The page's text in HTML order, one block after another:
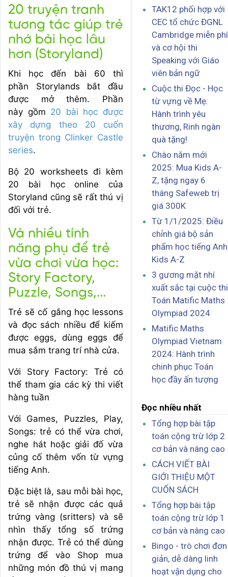
20 truyện tranh
tương tác giúp trẻ
nhớ bài học lâu
hơn (Storyland)
Khi học đến bài 60 thì
phần Storylands bắt đầu
được mở thêm. Phần
này gồm 20 bài học được
xây dựng theo 20 cuốn
truyện trong Clinker Castle
series.
Bộ 20 worksheets đi kèm
20 bài học online của
Storyland cũng sẽ rất thú vị
đối với trẻ.
Và nhiều tính
năng phụ để trẻ
vừa chơi vừa học:
Story Factory,
Puzzle, Songs,...
Trẻ sẽ cố gắng học lessons
và đọc sách nhiều để kiếm
được eggs, dùng eggs để
mua sắm trang trí nhà cửa.
Với Story Factory: Trẻ có
thể tham gia các kỳ thi viết
hàng tuần
Với Games, Puzzles, Play,
Songs: trẻ có thể vừa chơi,
nghe hát hoặc giải đố vừa
củng cố thêm vốn từ vựng
tiếng Anh.
Đặc biệt là, sau mỗi bài học,
trẻ sẽ nhận được các quả
trứng vàng (sritters) và sẽ
nhìn thấy tổng số trứng
nhận được. Trẻ có thể dùng
trứng để vào Shop mua
những món đồ thú vị mang
TAK12 phối hợp với
CEC tổ chức ĐGNL
Cambridge miễn phí
và cơ hội thi
Speaking với Giáo
viên bản ngữ
Cuộc thi Đọc - Học
từ vựng về Mẹ:
Hành trình yêu
thương, Rinh ngàn
quà tặng!
Chào năm mới
2025: Mua Kids A-
Z, tặng ngay 6
tháng Safeweb trị
giá 300K
Từ 1/1/2025: Điều
chỉnh giá bộ sản
phẩm học tiếng Anh
Kids A-Z
3 gương mặt nhí
xuất sắc tại cuộc thi
Toán Matific Maths
Olympiad 2024
Matific Maths
Olympiad Vietnam
2024: Hành trình
chinh phục Toán
học đầy ấn tượng
Đọc nhiều nhất
Tổng hợp bài tập
toán cộng trừ lớp 2
cơ bản và nâng cao
CÁCH VIẾT BÀI
GIỚI THIỆU MỘT
CUỐN SÁCH
Tổng hợp bài tập
toán cộng trừ lớp 1
cơ bản và nâng cao
Bingo - trò chơi đơn
giản, dễ dàng linh
hoạt vận dụng cho